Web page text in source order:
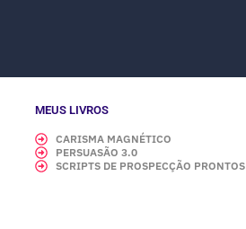
MEUS LIVROS
CARISMA MAGNÉTICO
PERSUASÃO 3.0
SCRIPTS DE PROSPECÇÃO PRONTOS